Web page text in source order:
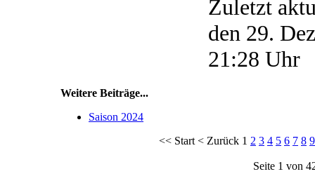
Zuletzt
den 29.
21:28 Uhr
Weitere Beiträge...
Saison 2024
<< Start < Zurück 1 2 3 4 5 6 7 8 9
Seite 1 von